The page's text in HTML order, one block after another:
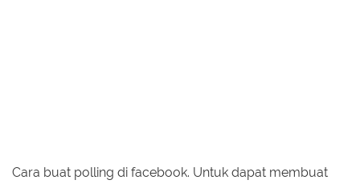
Cara buat polling di facebook. Untuk dapat membuat